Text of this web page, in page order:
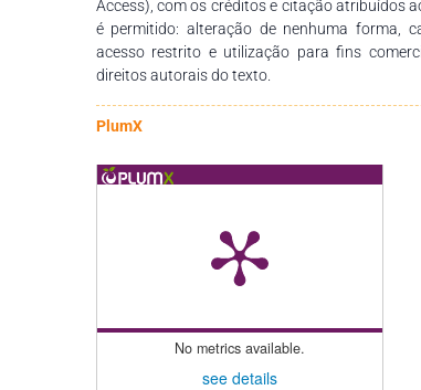
Access), com os créditos e citação atribuídos
é permitido: alteração de nenhuma forma,
acesso restrito e utilização para fins
direitos autorais do texto.
PlumX
No metrics available.
see details